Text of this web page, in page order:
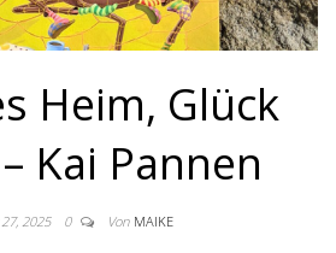
Heim, Glück
Kai Pannen
2025 0 Von MAIKE